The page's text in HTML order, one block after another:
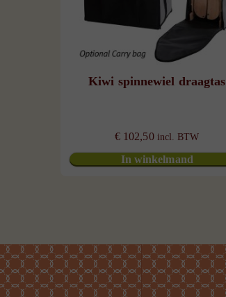
Kiwi spinnewiel draagtas
€ 102,50 incl. BTW
In winkelmand